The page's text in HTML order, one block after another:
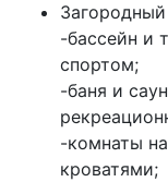
-бассейн и
спортом;
-баня и
-комнаты
кроватями;